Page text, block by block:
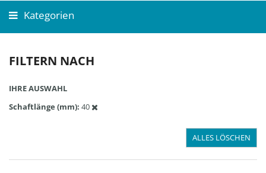
Kategorien
FILTERN NACH
IHRE AUSWAHL
Schaftlänge (mm) 40
ALLES LÖSCHEN